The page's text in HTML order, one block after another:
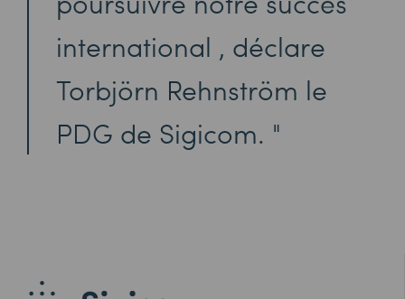
international , déclare
Torbjörn Rehnström le
PDG de Sigicom.